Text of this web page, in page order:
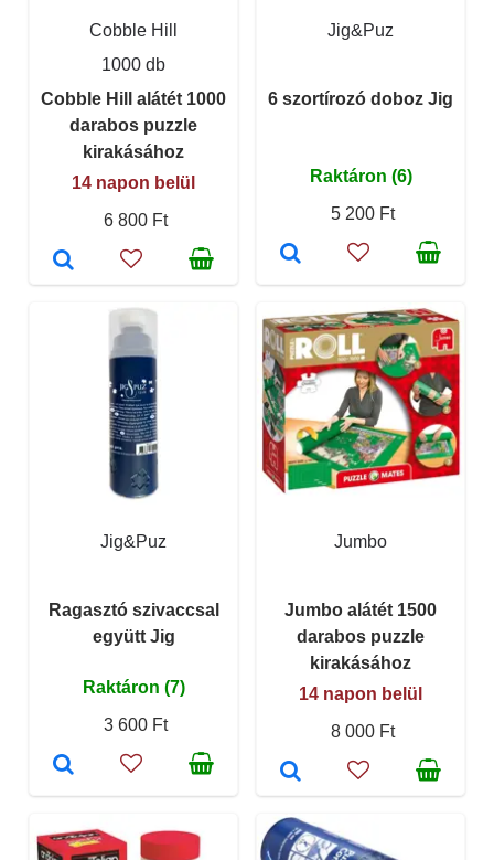
Cobble Hill
1000 db
Cobble Hill alátét 1000
darabos puzzle
kirakásához
14 napon belül
6 800 Ft
Jig&Puz
6 szortírozó doboz Jig
Raktáron (6)
5 200 Ft
Jig&Puz
Ragasztó szivaccsal
együtt Jig
Raktáron (7)
3 600 Ft
Jumbo
Jumbo alátét 1500
darabos puzzle
kirakásához
14 napon belül
8 000 Ft